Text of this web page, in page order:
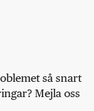
så snart
Mejla oss